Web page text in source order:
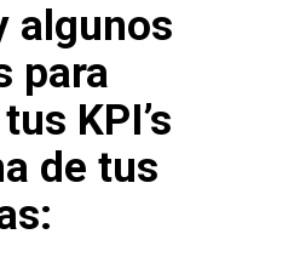
algunos
para
KPI’s
de tus